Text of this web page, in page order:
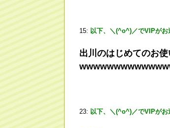
15: 以下、＼(^o^)／でVIPがお
出川のはじめてのお
23: 以下、＼(^o^)／でVIPがお